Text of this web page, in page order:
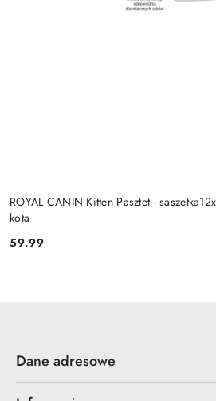
ROYAL CANIN Kitten Pasztet -
kota
Cena:
59.99
Dane adresowe